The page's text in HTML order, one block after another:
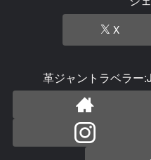
X
革ジャントラベラー